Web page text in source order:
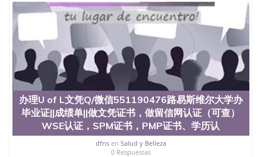
办理U of L文凭Q/微信551190476路易斯维尔大学办
毕业证||成绩单||做文凭证书，做留信网认证（可查）
WSE认证，SPM证书，PMP证书、学历认
dfnsen Salud y Belleza
0 Respuestas